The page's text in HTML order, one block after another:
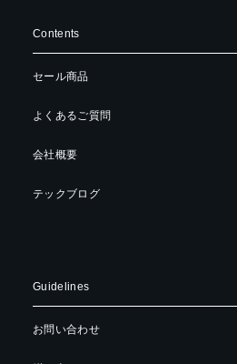
Contents
セール商品
よくあるご質問
会社概要
テックブログ
Guidelines
お問い合わせ